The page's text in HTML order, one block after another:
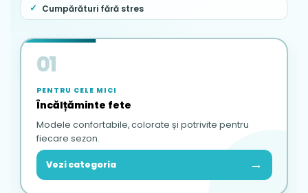
Cumpărături fără stres
01
PENTRU CELE MICI
Încălțăminte fete
Modele confortabile, colorate și potrivite pentru
fiecare sezon.
Vezi categoria →